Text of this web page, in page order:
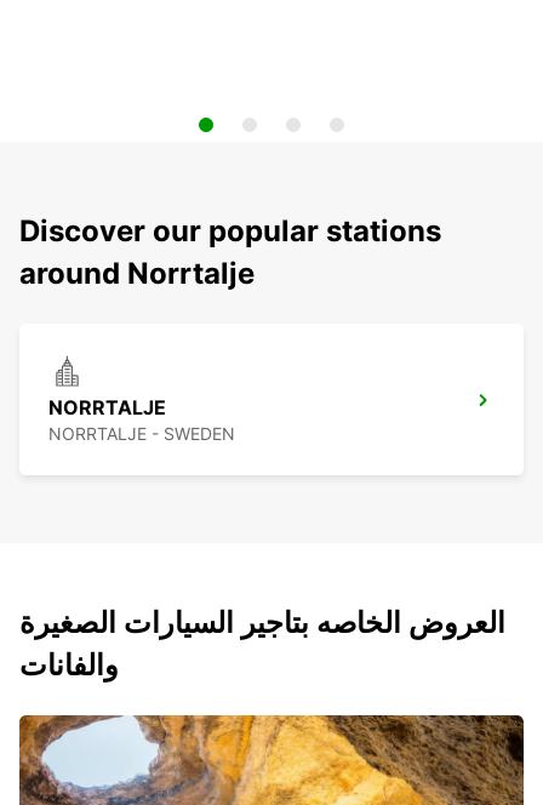
Discover our popular stations
around Norrtalje
NORRTALJE
NORRTALJE - SWEDEN
العروض الخاصه بتاجير السيارات الصغيرة
والفانات